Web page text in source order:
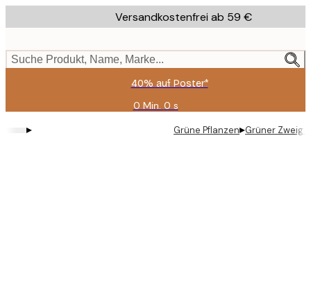
to
content.
Versandkostenfrei ab 59 €
Suche Produkt, Name, Marke...
40% auf Poster*
0 Min. 0 s
Gültig
2026-
▸ Grüne Pflanzen▸Grüner Zweig